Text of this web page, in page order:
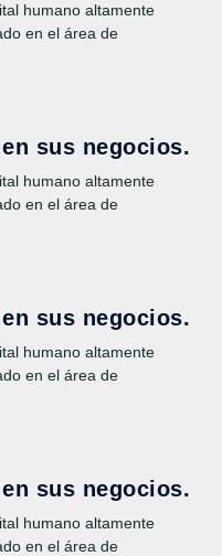
humano altamente
en el área de
sus negocios.
humano altamente
en el área de
sus negocios.
humano altamente
en el área de
sus negocios.
humano altamente
en el área de